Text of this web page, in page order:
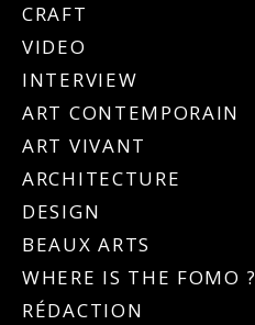
CRAFT
VIDEO
INTERVIEW
ART CONTEMPORAIN
ART VIVANT
ARCHITECTURE
DESIGN
BEAUX ARTS
WHERE IS THE FOMO ?
RÉDACTION